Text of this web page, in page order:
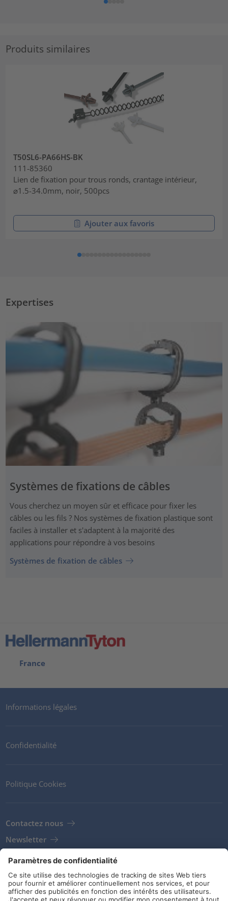
Produits similaires
T50SL6-PA66HS-BK
111-85360
Lien de fixation pour trous ronds, crantage intérieur,
⌀1.5-34.0mm, noir, 500pcs
Ajouter aux favoris
Expertises
Systèmes de fixations de câbles
Vous cherchez un moyen sûr et efficace pour fixer les
câbles ou les fils ? Nos systèmes de fixation plastique sont
faciles à installer et s'adaptent à la majorité des
applications pour répondre à vos besoins
Systèmes de fixation de câbles
France
Informations légales
Confidentialité
Politique Cookies
Contactez nous
Newsletter
Clients
Fournisseurs